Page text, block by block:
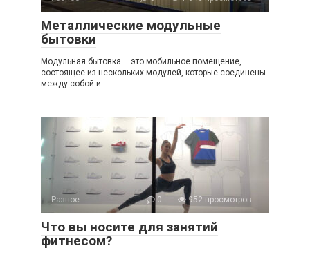
Металлические модульные
бытовки
Модульная бытовка – это мобильное помещение,
состоящее из нескольких модулей, которые соединены
между собой и
Разное 0 952 просмотров
Что вы носите для занятий
фитнесом?